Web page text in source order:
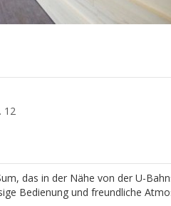
12
das in der Nähe von der U-
Bedienung und freundliche